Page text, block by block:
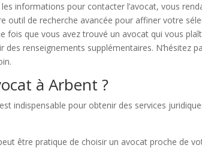
informations pour contacter l’avocat, vous
outil de recherche avancée pour affiner votre
fois que vous avez trouvé un avocat qui vous
renseignements supplémentaires. N’hésitez
à Arbent ?
indispensable pour obtenir des services
être pratique de choisir un avocat proche de